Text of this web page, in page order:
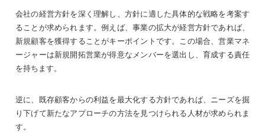
会社の経営方針を深く理解し、方針に適した具体的な戦略を考案す
ることが求められます。例えば、事業の拡大が経営方針であれば、
新規顧客を獲得することがキーポイントです。この場合、営業マネ
ージャーは新規開拓営業が得意なメンバーを選出し、育成する責任
を持ちます。
逆に、既存顧客からの利益を最大化する方針であれば、ニーズを掘
り下げて新たなアプローチの方法を見つけられる人材が求められま
す。